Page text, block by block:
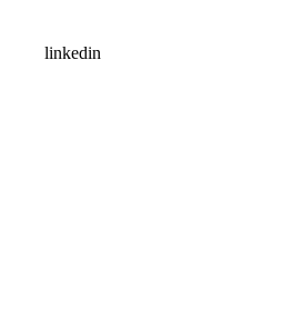
linkedin